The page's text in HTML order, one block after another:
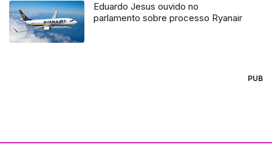
Eduardo Jesus ouvido no
parlamento sobre processo Ryanair
PUB